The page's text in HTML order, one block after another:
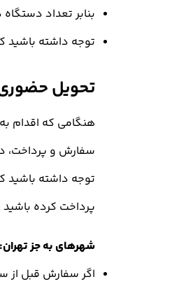
بنابر تعداد
توجه داشته باشید
تحویل
هنگامی که اقدام
سفارش و پرداخت،
توجه داشته باشید
پرداخت کرده
شهرهای به جز تهران: